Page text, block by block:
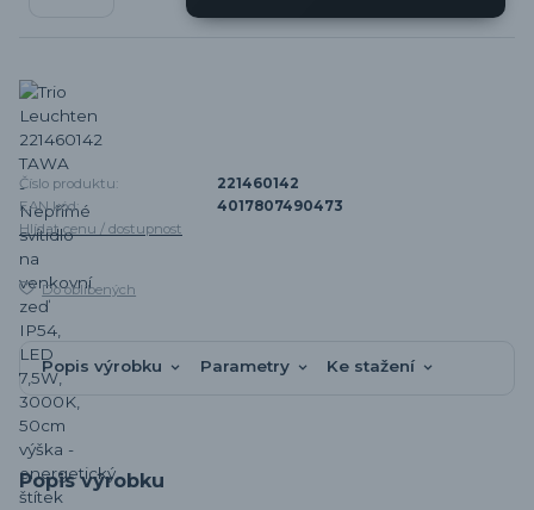
Číslo produktu:
221460142
EAN kód:
4017807490473
Hlídat cenu / dostupnost
Do oblíbených
Popis výrobku Parametry Ke stažení
Popis výrobku